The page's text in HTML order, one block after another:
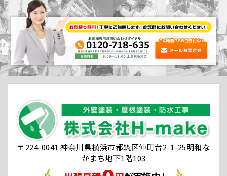
〒224-0041 神奈川県横浜市都筑区仲町台2-1-25明和な
かまち地下1階103